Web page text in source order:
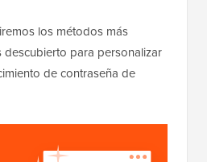
los métodos más
para personalizar
de contraseña de